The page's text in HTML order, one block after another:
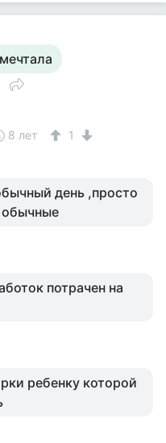
8 лет 1
день ,просто
обычные
потрачен на
ребенку которой